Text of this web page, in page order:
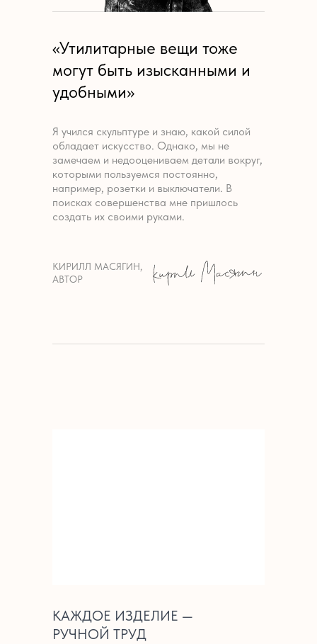
«Утилитарные вещи тоже
могут быть изысканными и
удобными»
Я учился скульптуре и знаю, какой силой
обладает искусство. Однако, мы не
замечаем и недооцениваем детали вокруг,
которыми пользуемся постоянно,
например, розетки и выключатели. В
поисках совершенства мне пришлось
создать их своими руками.
КИРИЛЛ МАСЯГИН,
АВТОР
КАЖДОЕ ИЗДЕЛИЕ —
РУЧНОЙ ТРУД